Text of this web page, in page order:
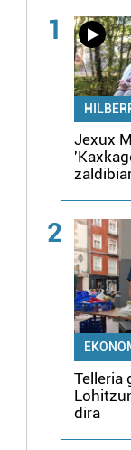
1
Jexux
2
Telleria
dira